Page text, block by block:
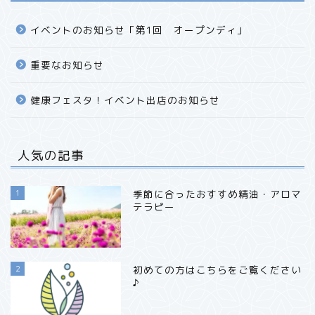
イベントのお知らせ「第1回 オープンディ」
重要なお知らせ
健康フェスタ！イベント出店のお知らせ
人気の記事
1
季節に合ったおすすめ精油・アロマ
テラピー
2
初めての方はこちらをご覧ください
♪